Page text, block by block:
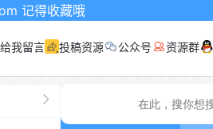
藏哦
给我留言 投稿资源 公众号 资源群